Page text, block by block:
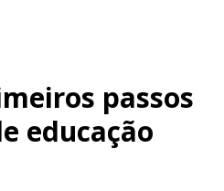
passos
educação